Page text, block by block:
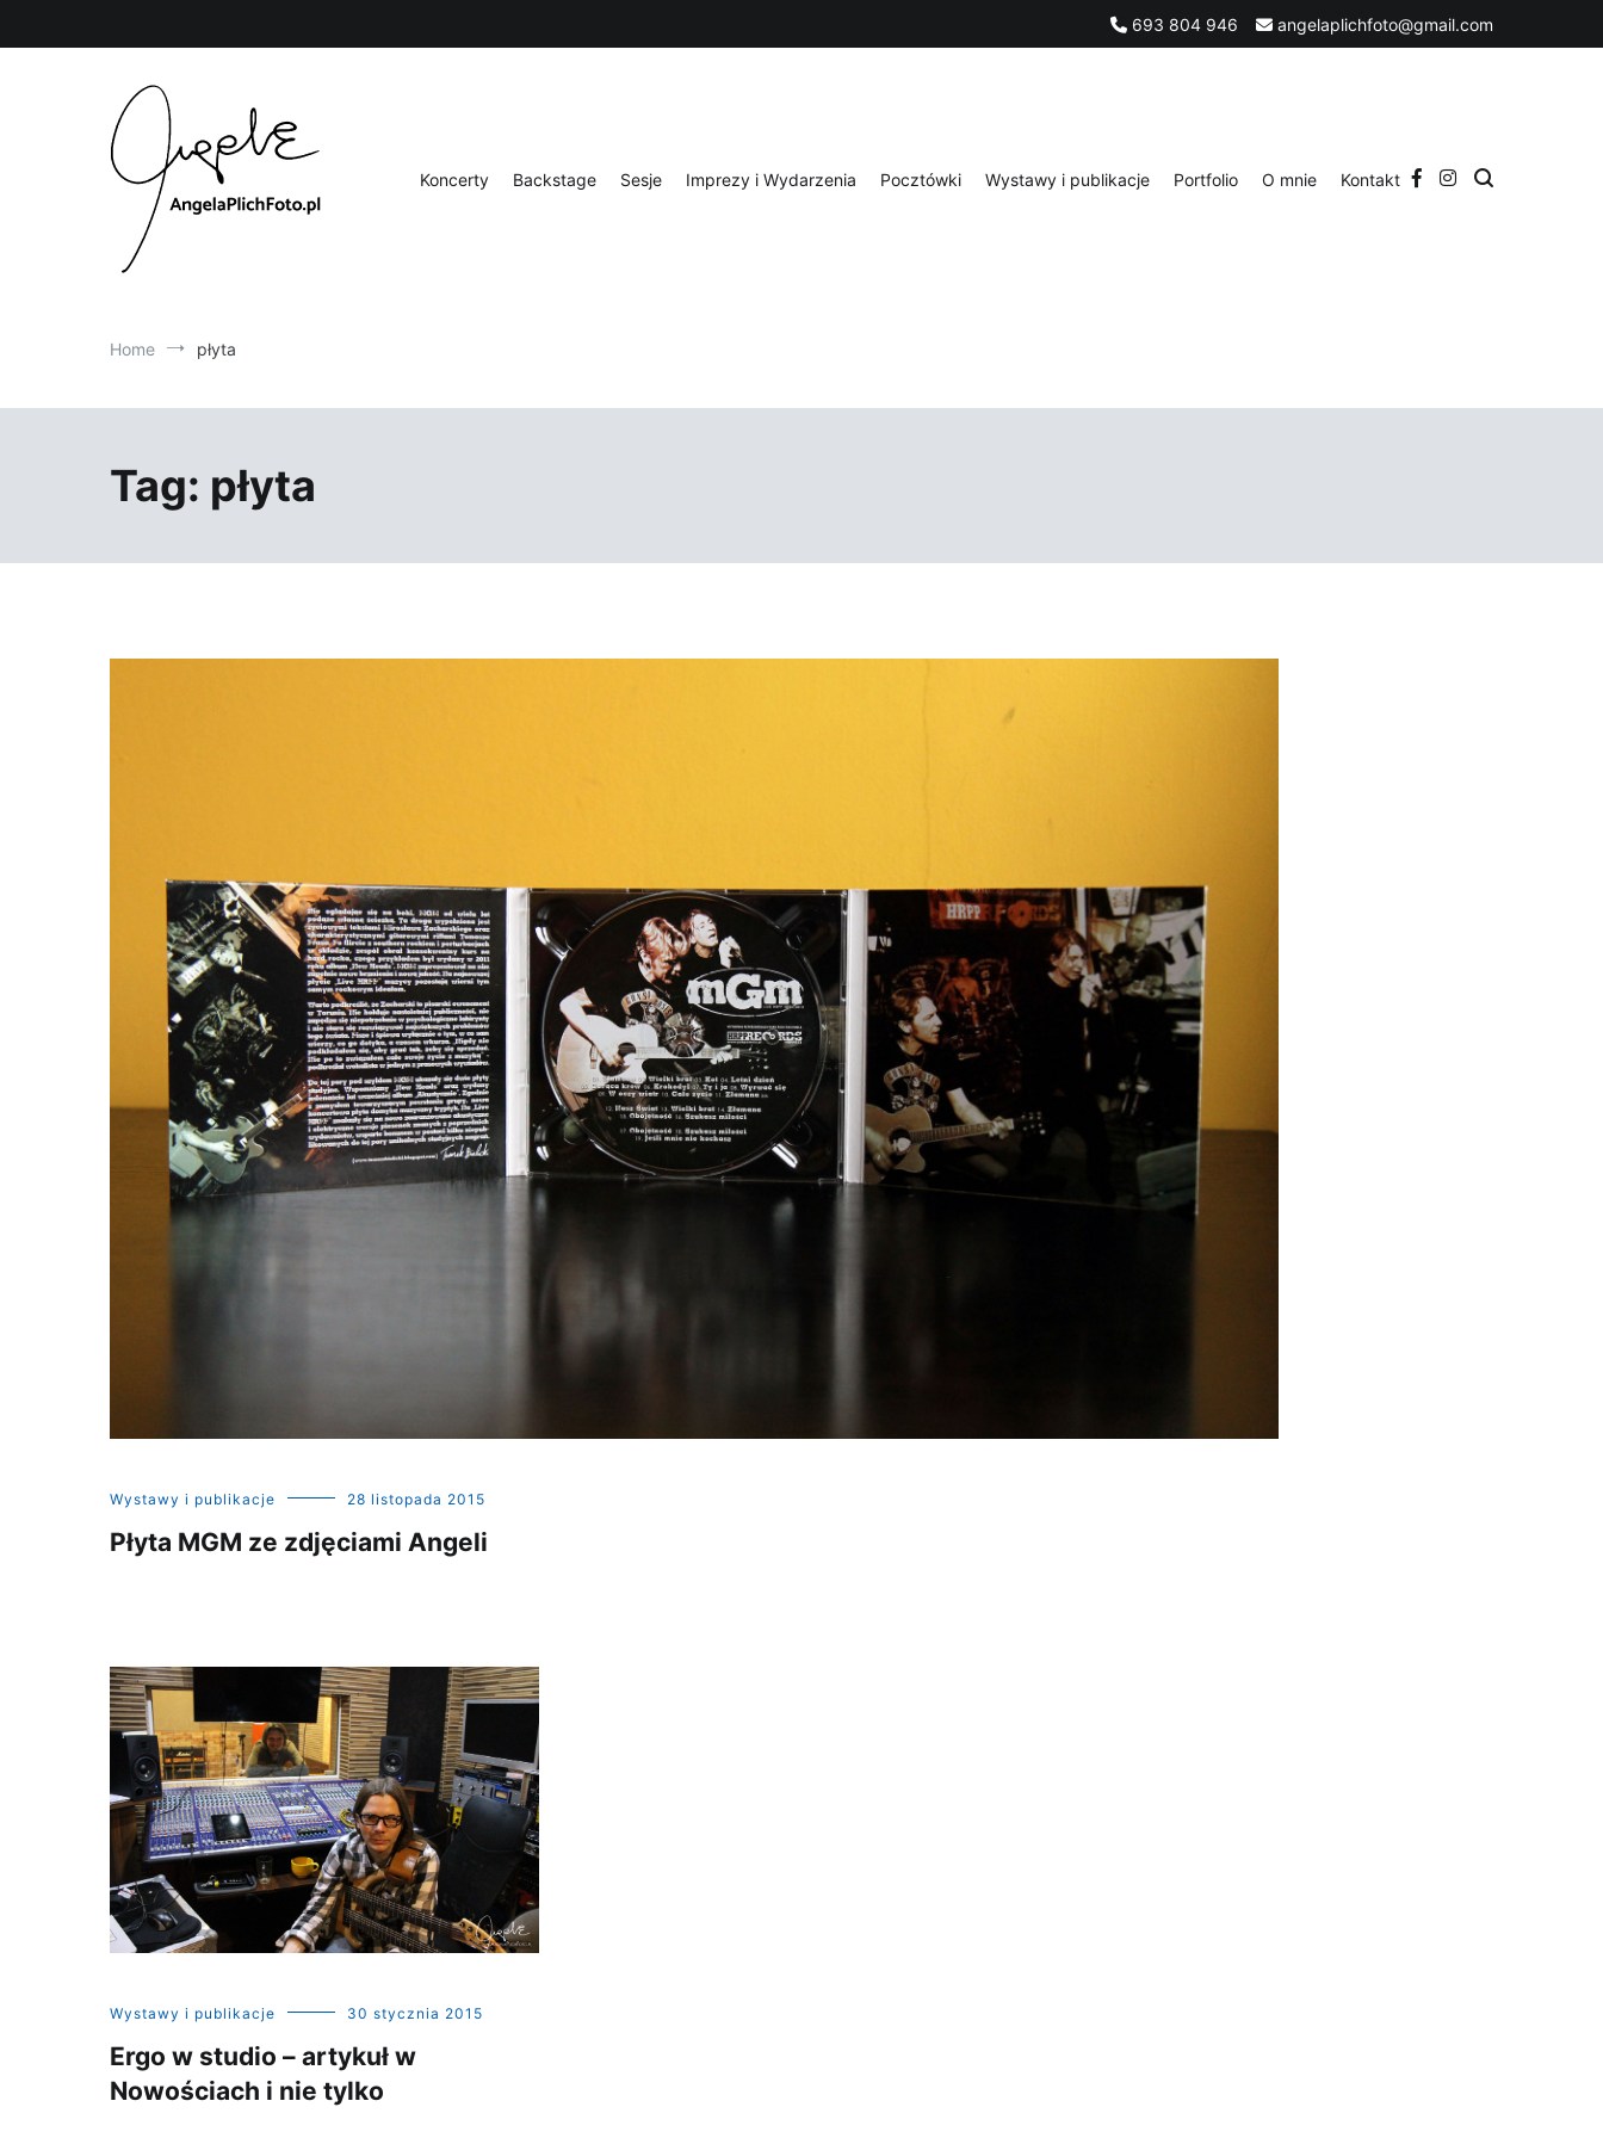
693 804 946 angelaplichfoto@gmail.com
Koncerty Backstage Sesje Imprezy i Wydarzenia Pocztówki Wystawy i publikacje Portfolio O mnie Kontakt
Home płyta
Tag: płyta
Wystawy i publikacje 28 listopada 2015
Płyta MGM ze zdjęciami Angeli
Wystawy i publikacje 30 stycznia 2015
Ergo w studio – artykuł w
Nowościach i nie tylko